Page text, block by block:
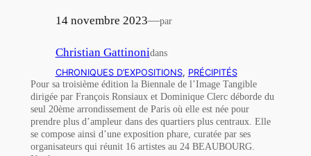
14 novembre 2023—par
Christian Gattinonidans
CHRONIQUES D’EXPOSITIONS, PRÉCIPITÉS
Pour sa troisième édition la Biennale de l’Image Tangible
dirigée par François Ronsiaux et Dominique Clerc déborde du
seul 20ème arrondissement de Paris où elle est née pour
prendre plus d’ampleur dans des quartiers plus centraux. Elle
se compose ainsi d’une exposition phare, curatée par ses
organisateurs qui réunit 16 artistes au 24 BEAUBOURG.